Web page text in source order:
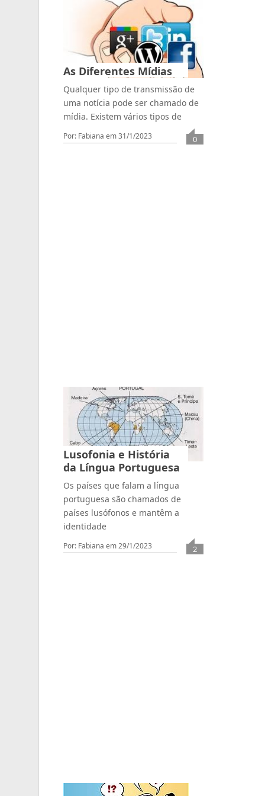
As Diferentes Mídias
Qualquer tipo de transmissão de
uma notícia pode ser chamado de
mídia. Existem vários tipos de
Por: Fabiana em 31/1/2023 0
Lusofonia e História
da Língua Portuguesa
Os países que falam a língua
portuguesa são chamados de
países lusófonos e mantêm a
identidade
Por: Fabiana em 29/1/2023 2